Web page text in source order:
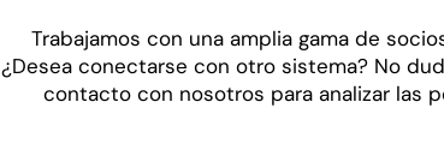
Trabajamos con una amplia gama de
¿Desea conectarse con otro sistema? No
contacto con nosotros para analizar las